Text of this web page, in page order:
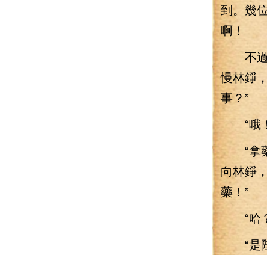
到。幾
啊！
不過
慢林錚
事？”
“哦！
“拿藥
向林錚
藥！”
“哈？
“是陛